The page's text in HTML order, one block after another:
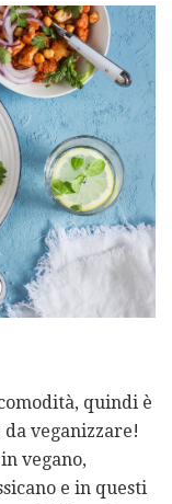
quindi è
da veganizzare!
vegano,
e in questi